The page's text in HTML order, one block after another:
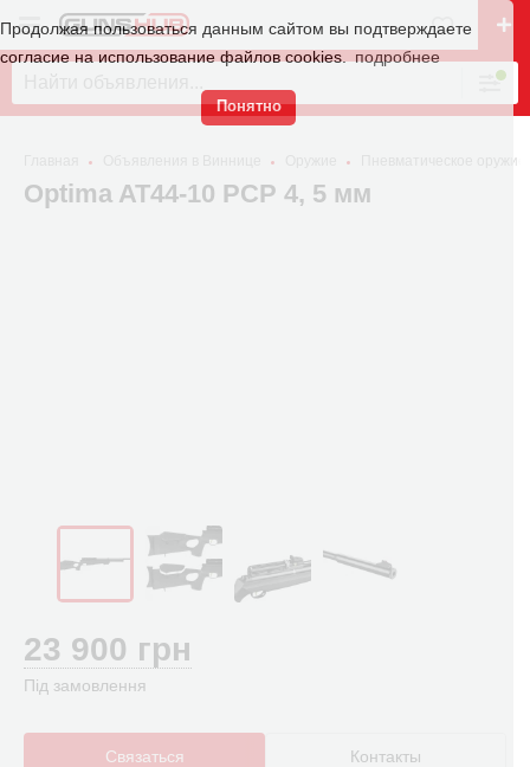
Продолжая пользоваться данным сайтом вы подтверждаете
согласие на использование файлов cookies.
подробнее
Понятно
Пневматическое оружие
Optima AT44-10 PCP 4, 5 мм
23 900 грн
Під замовлення
Связаться Контакты